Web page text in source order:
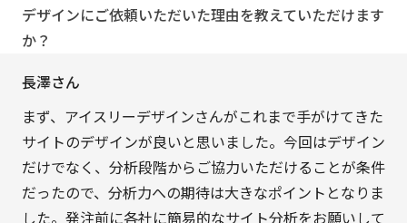
デザインにご依頼いただいた理由を教えていただけます
か？
長澤さん
まず、アイスリーデザインさんがこれまで手がけてきた
サイトのデザインが良いと思いました。今回はデザイン
だけでなく、分析段階からご協力いただけることが条件
だったので、分析力への期待は大きなポイントとなりま
した。発注前に各社に簡易的なサイト分析をお願いして